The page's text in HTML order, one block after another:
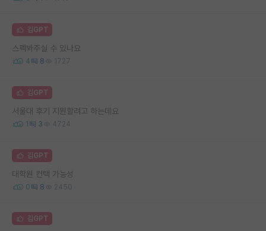
김GPT
스펙봐주실 수 있나요
4 8 1727
김GPT
서울대 후기 지원할려고 하는데요
1 3 4724
김GPT
대학원 컨택 가능성
0 8 2450
김GPT